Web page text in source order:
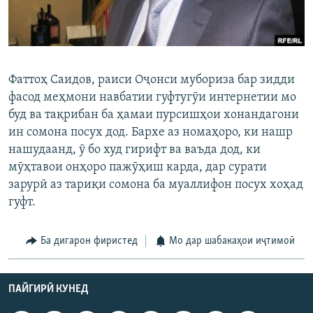
ГУЗОРИШҲОИ РАДИОӢ
Русский
Ҳамаи сомонаҳои RFE/RL
Фаттоҳ Саидов, раиси Оҷонси мубориза бар зидди
фасод меҳмони навбатии гуфтугӯи интернетии мо
буд ва тақрибан ба ҳамаи пурсишҳои хонандагони
ин сомона посух дод. Бархе аз номаҳоро, ки нашр
нашудаанд, ӯ бо худ гирифт ва ваъда дод, ки
мӯҳтавои онҳоро пажӯҳиш карда, дар сурати
зарурӣ аз тариқи сомона ба муаллифон посух хоҳад
гуфт.
Ба дигарон фиристед Мо дар шабакаҳои иҷтимоӣ
ПАЙГИРӢ КУНЕД